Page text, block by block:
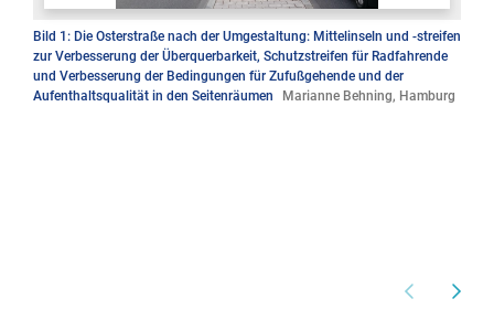
Bild 1: Die Osterstraße nach der Umgestaltung: Mittelinseln und -streifen
zur Verbesserung der Überquerbarkeit, Schutzstreifen für Radfahrende
und Verbesserung der Bedingungen für Zufußgehende und der
Aufenthaltsqualität in den Seitenräumen
Marianne Behning, Hamburg